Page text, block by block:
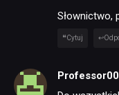
Słownictwo,
Cytuj